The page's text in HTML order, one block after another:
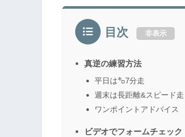
目次 非表示
真逆の練習方法
平日は㌔7分走
週末は長距離&スピード走
ワンポイントアドバイス
ビデオでフォームチェック